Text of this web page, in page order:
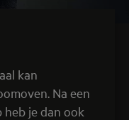
kan
Na een
heb je dan ook